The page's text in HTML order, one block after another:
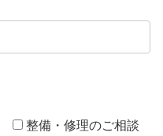
整備・修理のご相談